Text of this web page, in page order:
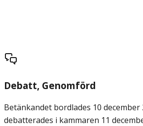
Debatt, Genomförd
Betänkandet bordlades 10 december
debatterades i kammaren 11